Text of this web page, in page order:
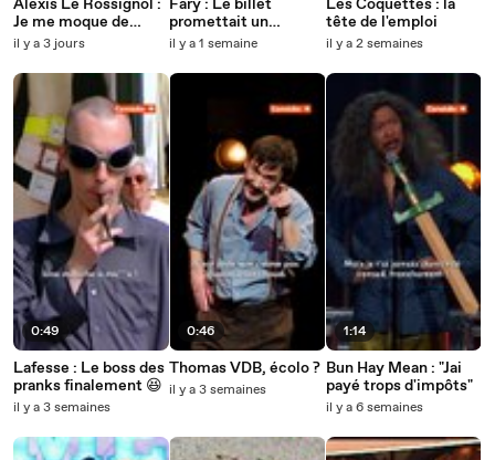
Alexis Le Rossignol :
Je me moque de
vieillir
il y a 3 jours
0:49
Lafesse : Le boss des
pranks finalement 😆
il y a 3 semaines
Fary : Le billet
promettait un
voyage, pas une
il y a 1 semaine
0:46
Thomas VDB, écolo ?
il y a 3 semaines
Les Coquettes : la
tête de l'emploi
il y a 2 semaines
1:14
Bun Hay Mean : "Jai
payé trops d'impôts"
il y a 6 semaines